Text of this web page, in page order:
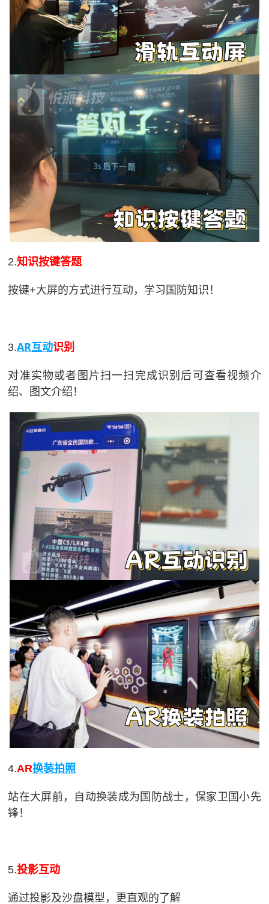
2.知识按键答题
按键+大屏的方式进行互动，学习国防知识！
3.AR互动识别
对准实物或者图片扫一扫完成识别后可查看视频介
绍、图文介绍！
4.AR换装拍照
站在大屏前，自动换装成为国防战士，保家卫国小先
锋！
5.投影互动
通过投影及沙盘模型，更直观的了解